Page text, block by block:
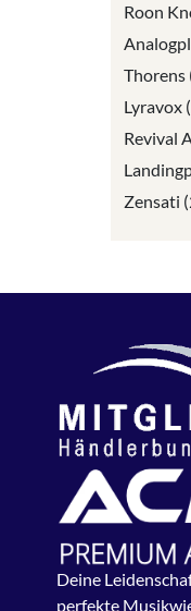
Roon
Thorens
Lyravox
Revival
Zensati
Deine
perfekte